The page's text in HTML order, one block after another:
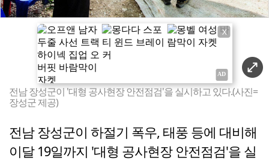
X
전남 장성군이 '대형 공사현장 안전점검'을 실시하고 있다.(사진=
장성군 제공)
전남 장성군이 하절기 폭우, 태풍 등에 대비해
이달 19일까지 '대형 공사현장 안전점검'을 실